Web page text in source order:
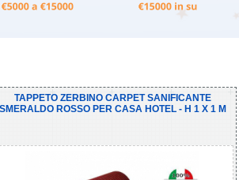
TAPPETO ZERBINO CARPET SANIFICANTE
SMERALDO ROSSO PER CASA HOTEL - H 1 X 1 M